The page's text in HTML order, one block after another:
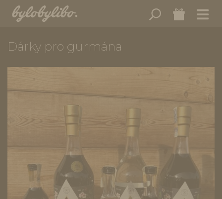
Dárky pro gurmána